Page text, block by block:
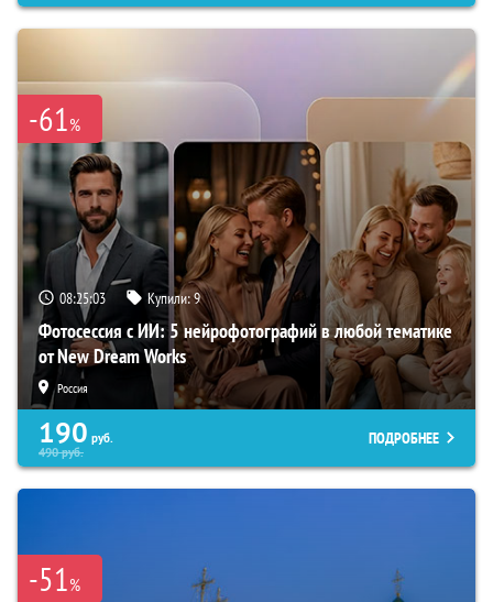
-61%
08:25:02 Купили:9
Фотосессия с ИИ: 5 нейрофотографий в любой тематике
от New Dream Works
Россия
190 руб.
490руб.
ПОДРОБНЕЕ
-51%